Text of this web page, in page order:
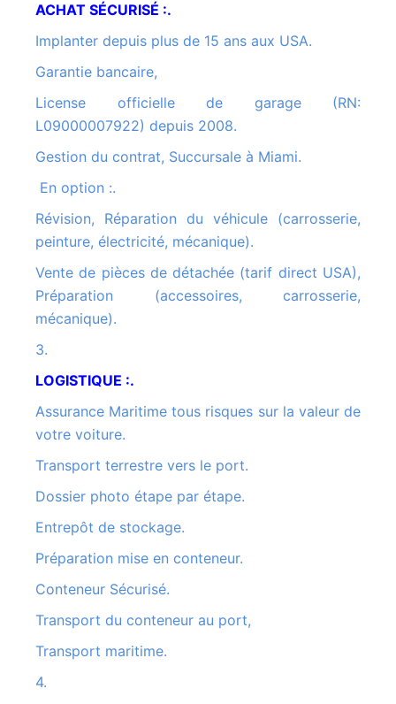
ACHAT SÉCURISÉ :.
Implanter depuis plus de 15 ans aux USA.
Garantie bancaire,
License officielle de garage (RN:
L09000007922) depuis 2008.
Gestion du contrat, Succursale à Miami.
En option :.
Révision, Réparation du véhicule (carrosserie,
peinture, électricité, mécanique).
Vente de pièces de détachée (tarif direct USA),
Préparation (accessoires, carrosserie,
mécanique).
3.
LOGISTIQUE :.
Assurance Maritime tous risques sur la valeur de
votre voiture.
Transport terrestre vers le port.
Dossier photo étape par étape.
Entrepôt de stockage.
Préparation mise en conteneur.
Conteneur Sécurisé.
Transport du conteneur au port,
Transport maritime.
4.